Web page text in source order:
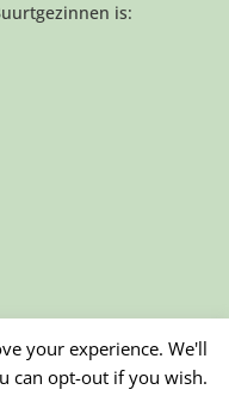
is:
your experience. We'll
can opt-out if you wish.